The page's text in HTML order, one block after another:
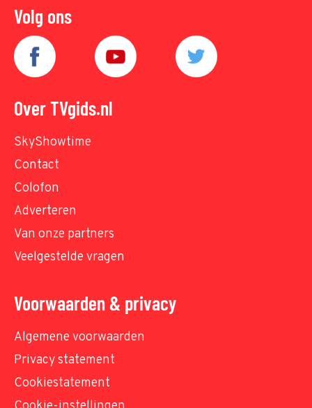
Volg ons
Over TVgids.nl
SkyShowtime
Contact
Colofon
Adverteren
Van onze partners
Veelgestelde vragen
Voorwaarden & privacy
Algemene voorwaarden
Privacy statement
Cookiestatement